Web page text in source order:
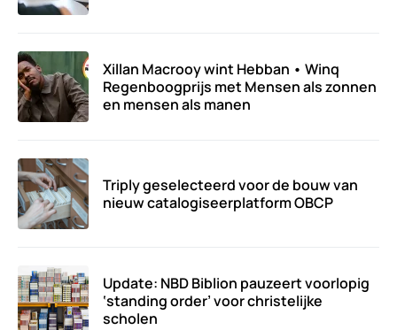
Xillan Macrooy wint Hebban • Winq
Regenboogprijs met Mensen als zonnen
en mensen als manen
Triply geselecteerd voor de bouw van
nieuw catalogiseerplatform OBCP
Update: NBD Biblion pauzeert voorlopig
‘standing order’ voor christelijke
scholen